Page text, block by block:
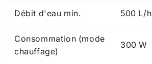
Débit d'eau min. 500 L/h
Consommation (mode
chauffage)
300 W